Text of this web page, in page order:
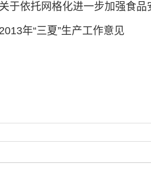
于依托网格化进一步加强食品
年“三夏”生产工作意见